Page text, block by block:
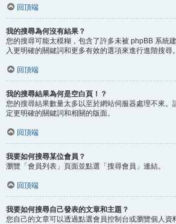
回頂端
我的搜尋為何沒有結果？
您的搜尋可能太模糊，包含了許多未被 phpBB 系統
入更明確的關鍵詞和更多有效的選項來進行進階搜尋。
回頂端
我的搜尋結果為何是空白頁！？
您的搜尋結果數量太多以至於網站伺服器處理不來。
定更明確的關鍵詞和相關的版面。
回頂端
我要如何搜尋某位會員？
瀏覽「會員列表」頁面並點選「搜尋會員」連結。
回頂端
我要如何搜尋自己發表的文章和主題？
您自己的文章可以透過點選會員控制台或瀏覽個人資